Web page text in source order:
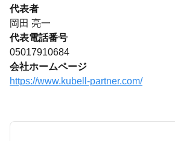
代表者
岡田 亮一
代表電話番号
05017910684
会社ホームページ
https://www.kubell-partner.com/